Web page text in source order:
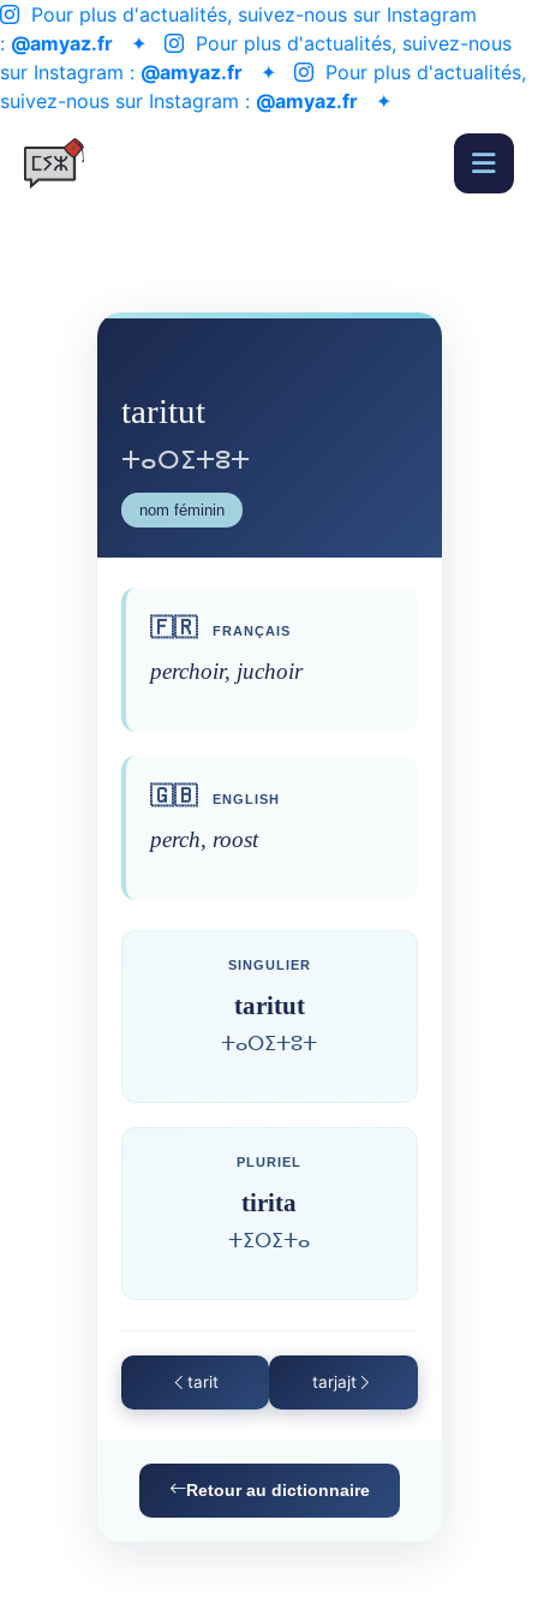
Pour plus d'actualités, suivez-nous sur Instagram
: @amyaz.fr ✦
Pour plus d'actualités, suivez-nous
sur Instagram : @amyaz.fr ✦
Pour plus d'actualités,
suivez-nous sur Instagram : @amyaz.fr ✦
taritut
ⵜⴰⵔⵉⵜⵓⵜ
nom féminin
🇫🇷 FRANÇAIS
perchoir, juchoir
🇬🇧 ENGLISH
perch, roost
SINGULIER
taritut
ⵜⴰⵔⵉⵜⵓⵜ
PLURIEL
tirita
ⵜⵉⵔⵉⵜⴰ
tarit tarjajt
Retour au dictionnaire